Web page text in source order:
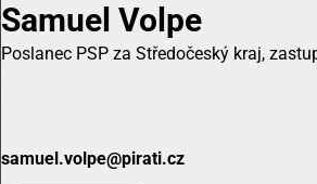
Samuel Volpe
Poslanec PSP za Středočeský kraj,
samuel.volpe@pirati.cz